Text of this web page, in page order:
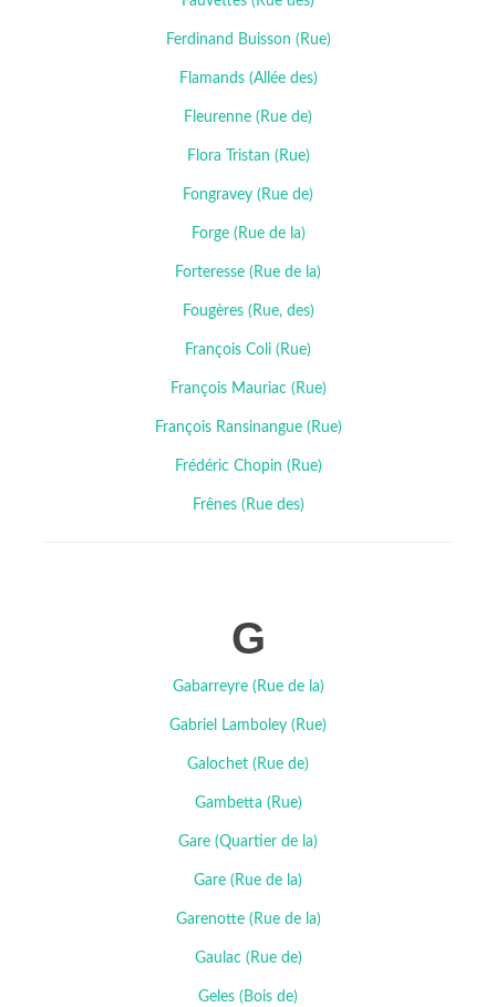
Ferdinand Buisson (Rue)
Flamands (Allée des)
Fleurenne (Rue de)
Flora Tristan (Rue)
Fongravey (Rue de)
Forge (Rue de la)
Forteresse (Rue de la)
Fougères (Rue, des)
François Coli (Rue)
François Mauriac (Rue)
François Ransinangue (Rue)
Frédéric Chopin (Rue)
Frênes (Rue des)
G
Gabarreyre (Rue de la)
Gabriel Lamboley (Rue)
Galochet (Rue de)
Gambetta (Rue)
Gare (Quartier de la)
Gare (Rue de la)
Garenotte (Rue de la)
Gaulac (Rue de)
Geles (Bois de)